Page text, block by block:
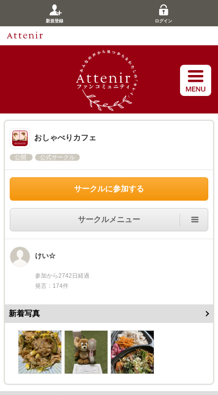
新規登録 ログイン
おしゃべりカフェ
公開 公式サークル
サークルに参加する
サークルメニュー
けい☆
参加から2742日経過
発言：174件
新着写真